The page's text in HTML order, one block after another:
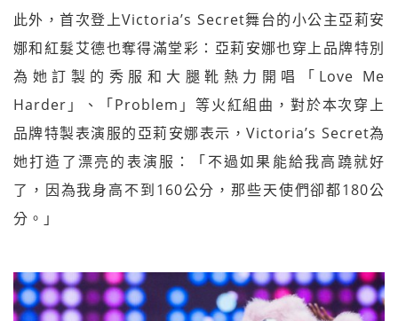
此外，首次登上Victoria’s Secret舞台的小公主亞莉安
娜和紅髮艾德也奪得滿堂彩：亞莉安娜也穿上品牌特別
為她訂製的秀服和大腿靴熱力開唱「Love Me
Harder」、「Problem」等火紅組曲，對於本次穿上
品牌特製表演服的亞莉安娜表示，Victoria’s Secret為
她打造了漂亮的表演服：「不過如果能給我高蹺就好
了，因為我身高不到160公分，那些天使們卻都180公
分。」